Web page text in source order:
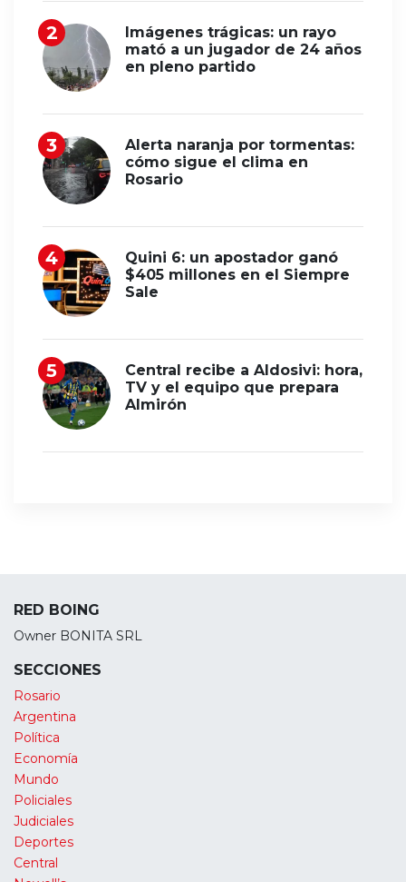
Imágenes trágicas: un rayo
mató a un jugador de 24 años
en pleno partido
Alerta naranja por tormentas:
cómo sigue el clima en
Rosario
Quini 6: un apostador ganó
$405 millones en el Siempre
Sale
Central recibe a Aldosivi: hora,
TV y el equipo que prepara
Almirón
RED BOING
Owner BONITA SRL
SECCIONES
Rosario
Argentina
Política
Economía
Mundo
Policiales
Judiciales
Deportes
Central